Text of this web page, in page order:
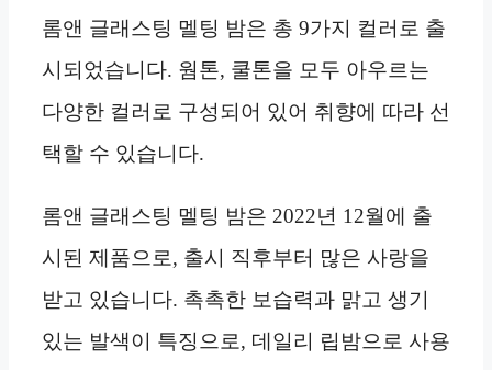
롬앤 글래스팅 멜팅 밤은 총 9가지 컬러로 출
시되었습니다. 웜톤, 쿨톤을 모두 아우르는
다양한 컬러로 구성되어 있어 취향에 따라 선
택할 수 있습니다.
롬앤 글래스팅 멜팅 밤은 2022년 12월에 출
시된 제품으로, 출시 직후부터 많은 사랑을
받고 있습니다. 촉촉한 보습력과 맑고 생기
있는 발색이 특징으로, 데일리 립밤으로 사용